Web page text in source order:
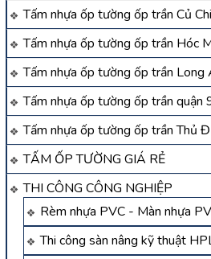
Tấm nhựa ốp tường ốp trần Củ Chi
Tấm nhựa ốp tường ốp trần Hóc
Tấm nhựa ốp tường ốp trần Long
Tấm nhựa ốp tường ốp trần quận
Tấm nhựa ốp tường ốp trần Thủ
TẤM ỐP TƯỜNG GIÁ RẺ
THI CÔNG CÔNG NGHIỆP
Rèm nhựa PVC - Màn nhựa
Thi công sàn nâng kỹ thuật